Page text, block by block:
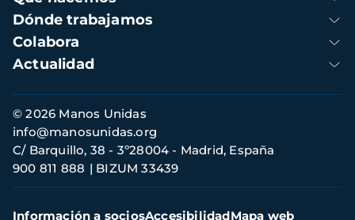
Dónde trabajamos
Colabora
Actualidad
Información
de
contacto
© 2026 Manos Unidas
C/ Barquillo, 38 - 3º28004 - Madrid, España
900 811 888
BIZUM 33439
info@manosunidas.org
Menú
Información a sociosAccesibilidadMapa web